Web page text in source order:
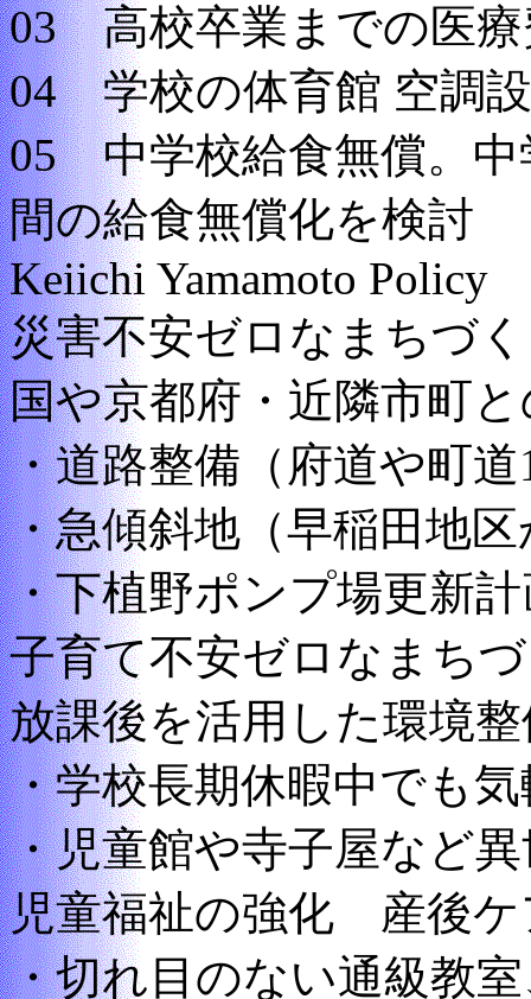
03 高校卒業までの医療
04 学校の体育館 空調
05 中学校給食無償。中
間の給食無償化を検討
Keiichi Yamamoto Policy
災害不安ゼロなまちづ
国や京都府・近隣市町
・道路整備（府道や町
・急傾斜地（早稲田地
・下植野ポンプ場更新
子育て不安ゼロなまち
放課後を活用した環境
・学校長期休暇中でも
・児童館や寺子屋など
児童福祉の強化 産後ケ
・切れ目のない通級教